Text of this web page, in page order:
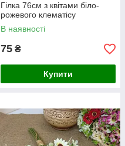
Гілка 76см з квітами біло-
рожевого клематісу
В наявності
75 ₴
Купити